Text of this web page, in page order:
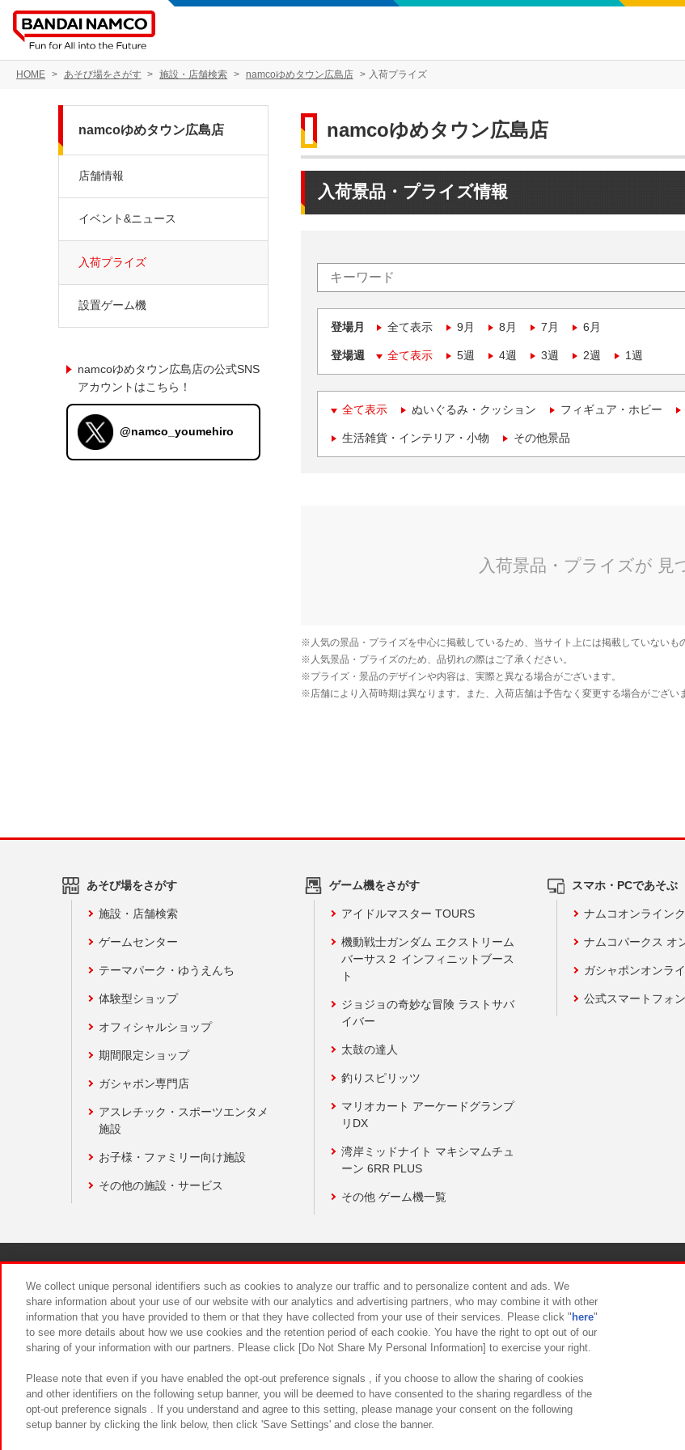
HOME あそび場をさがす 施設・店舗検索 namcoゆめタウン広島店 入荷プライズ
namcoゆめタウン広島店
入荷景品・プライズ情報
登場月 全て表示 9月 8月 7月 6月
登場週 全て表示 5週 4週 3週 2週 1週
全て表示 ぬいぐるみ・クッション フィギュア・ホビー
生活雑貨・インテリア・小物 その他景品
namcoゆめタウン広島店
店舗情報
イベント&ニュース
入荷プライズ
設置ゲーム機
namcoゆめタウン広島店の公式SNS
アカウントはこちら！
@namco_youmehiro
あそび場をさがす
施設・店舗検索
ゲームセンター
テーマパーク・ゆうえんち
体験型ショップ
オフィシャルショップ
期間限定ショップ
ガシャポン専門店
アスレチック・スポーツエンタメ
施設
お子様・ファミリー向け施設
その他の施設・サービス
ゲーム機をさがす
アイドルマスター TOURS
機動戦士ガンダム エクストリーム
バーサス２ インフィニットブース
ト
ジョジョの奇妙な冒険 ラストサバ
イバー
太鼓の達人
釣りスピリッツ
マリオカート アーケードグランプ
リDX
湾岸ミッドナイト マキシマムチュ
ーン 6RR PLUS
その他 ゲーム機一覧
スマホ・PCであそぶ
ナムコオンライン
ナムコパークス オ
ガシャポンオンラ
公式スマートフォ
食品のご提供について カスタマーハラスメント対応方針
We collect unique personal identifiers such as cookies to analyze our traffic and to personalize content and ads. We
share information about your use of our website with our analytics and advertising partners, who may combine it with other
information that you have provided to them or that they have collected from your use of their services. Please click " here"
to see more details about how we use cookies and the retention period of each cookie. You have the right to opt out of our
sharing of your information with our partners. Please click [Do Not Share My Personal Information] to exercise your right.
Please note that even if you have enabled the opt-out preference signals , if you choose to allow the sharing of cookies
and other identifiers on the following setup banner, you will be deemed to have consented to the sharing regardless of the
opt-out preference signals . If you understand and agree to this setting, please manage your consent on the following
setup banner by clicking the link below, then click 'Save Settings' and close the banner.